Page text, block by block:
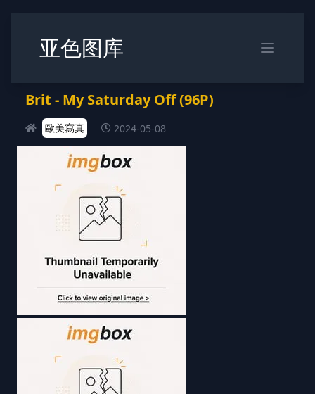
亚色图库
Brit - My Saturday Off (96P)
歐美寫真 2024-05-08